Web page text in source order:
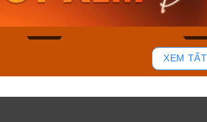
Mua ngay
XEM